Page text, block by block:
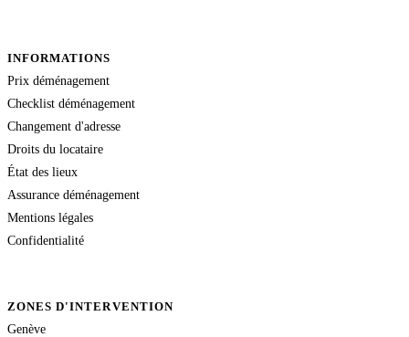
INFORMATIONS
Prix déménagement
Checklist déménagement
Changement d'adresse
Droits du locataire
État des lieux
Assurance déménagement
Mentions légales
Confidentialité
ZONES D'INTERVENTION
Genève